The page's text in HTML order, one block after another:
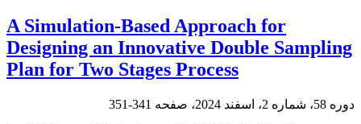
A Simulation-Based Approach for
Designing an Innovative Double Sampling
Plan for Two Stages Process
دوره 58، شماره 2، اسفند 2024، صفحه 341-351